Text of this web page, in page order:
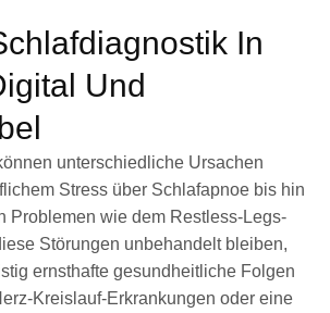
In
Und
unterschiedliche Ursachen
Stress über Schlafapnoe bis hin
Problemen wie dem Restless-Legs-
Störungen unbehandelt bleiben,
ernsthafte gesundheitliche Folgen
Kreislauf-Erkrankungen oder eine